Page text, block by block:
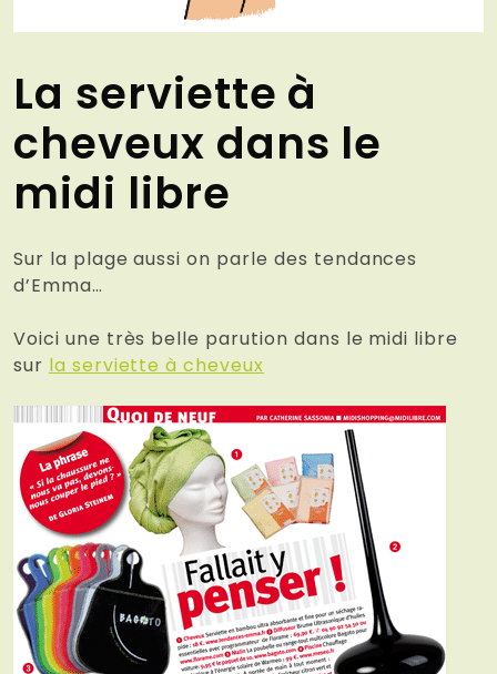
La serviette à
cheveux dans le
midi libre
Sur la plage aussi on parle des tendances
d’Emma…
Voici une très belle parution dans le midi libre
sur la serviette à cheveux